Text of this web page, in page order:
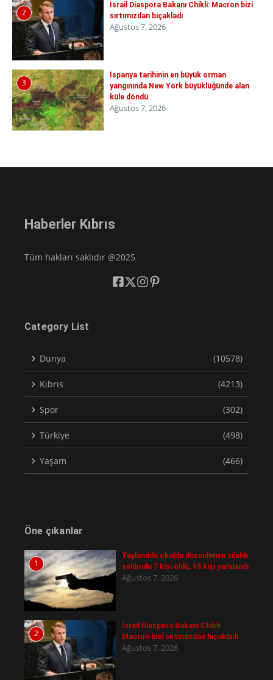
2
İsrail Diaspora Bakanı Chikli: Macron bizi
sırtımızdan bıçakladı
Ağustos 7, 2026
3
İspanya tarihinin en büyük orman
yangınında New York büyüklüğünde alan
küle döndü
Ağustos 7, 2026
Haberler Kıbrıs
Tüm hakları saklıdır @2025
Category List
Dünya (10578)
Kıbrıs (4213)
Spor (302)
Türkiye (498)
Yaşam (466)
Öne çıkanlar
1
Taylandda okulda düzenlenen silahlı
saldırıda 7 kişi öldü, 15 kişi yaralandı
Ağustos 7, 2026
2
İsrail Diaspora Bakanı Chikli:
Macron bizi sırtımızdan bıçakladı
Ağustos 7, 2026